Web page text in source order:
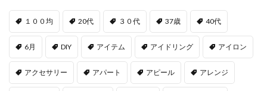
１００均 20代 ３０代 37歳 40代
6月 DIY アイテム アイドリング アイロン
アクセサリー アパート アピール アレンジ